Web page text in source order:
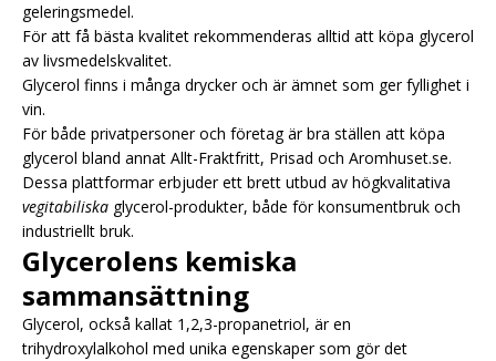
geleringsmedel.
För att få bästa kvalitet rekommenderas alltid att köpa glycerol
av livsmedelskvalitet.
Glycerol finns i många drycker och är ämnet som ger fyllighet i
vin.
För både privatpersoner och företag är bra ställen att köpa
glycerol bland annat Allt-Fraktfritt, Prisad och Aromhuset.se.
Dessa plattformar erbjuder ett brett utbud av högkvalitativa
vegitabiliska glycerol-produkter, både för konsumentbruk och
industriellt bruk.
Glycerolens kemiska
sammansättning
Glycerol, också kallat 1,2,3-propanetriol, är en
trihydroxylalkohol med unika egenskaper som gör det